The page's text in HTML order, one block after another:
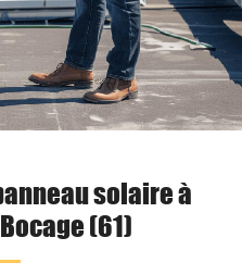
solaire à
(61)